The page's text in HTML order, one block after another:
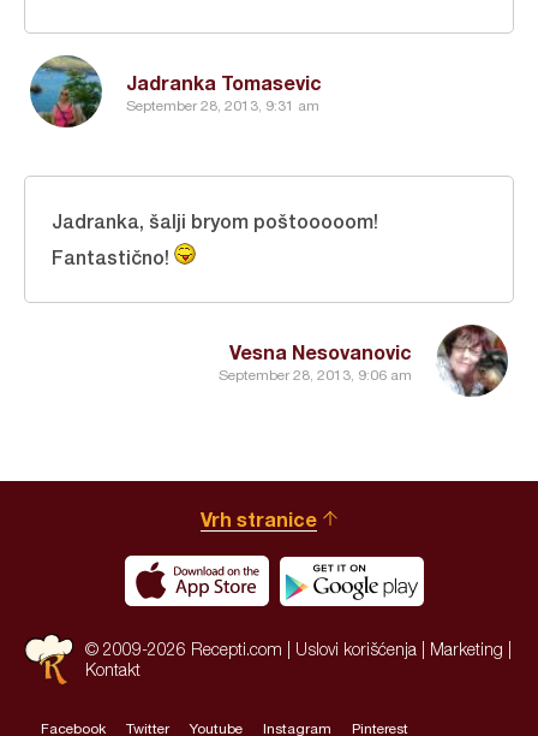
Jadranka Tomasevic
September 28, 2013, 9:31 am
Vesna Nesovanovic
September 28, 2013, 9:06 am
Jadranka, šalji bryom poštooooom!
Fantastično!
Vrh stranice
© 2009-2026 Recepti.com | Uslovi korišćenja Marketing
Kontakt
Facebook Twitter Youtube Instagram Pinterest